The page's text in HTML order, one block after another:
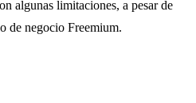
algunas limitaciones, a pesar de
de negocio Freemium.